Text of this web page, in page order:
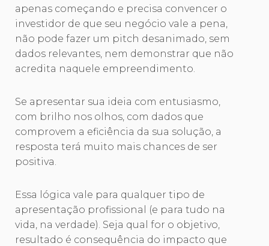
apenas começando e precisa convencer o
investidor de que seu negócio vale a pena,
não pode fazer um pitch desanimado, sem
dados relevantes, nem demonstrar que não
acredita naquele empreendimento.
Se apresentar sua ideia com entusiasmo,
com brilho nos olhos, com dados que
comprovem a eficiência da sua solução, a
resposta terá muito mais chances de ser
positiva.
Essa lógica vale para qualquer tipo de
apresentação profissional (e para tudo na
vida, na verdade). Seja qual for o objetivo,
resultado é consequência do impacto que